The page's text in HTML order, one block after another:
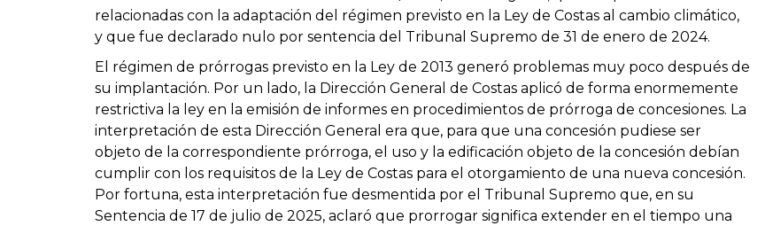
relacionadas con la adaptación del régimen previsto en la Ley de Costas al cambio climático,
y que fue declarado nulo por sentencia del Tribunal Supremo de 31 de enero de 2024.
El régimen de prórrogas previsto en la Ley de 2013 generó problemas muy poco después de
su implantación. Por un lado, la Dirección General de Costas aplicó de forma enormemente
restrictiva la ley en la emisión de informes en procedimientos de prórroga de concesiones. La
interpretación de esta Dirección General era que, para que una concesión pudiese ser
objeto de la correspondiente prórroga, el uso y la edificación objeto de la concesión debían
cumplir con los requisitos de la Ley de Costas para el otorgamiento de una nueva concesión.
Por fortuna, esta interpretación fue desmentida por el Tribunal Supremo que, en su
Sentencia de 17 de julio de 2025, aclaró que prorrogar significa extender en el tiempo una